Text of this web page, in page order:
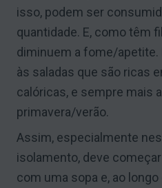
isso, podem ser
quantidade. E, como têm
diminuem a fome/apetite.
às saladas que são ricas
calóricas, e sempre mais
primavera/verão.
Assim, especialmente
isolamento, deve
com uma sopa e, ao longo